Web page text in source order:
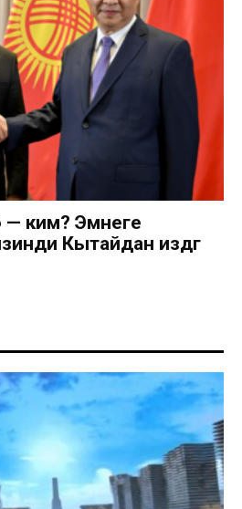
— ким? Эмнеге
Кытайдан издөөгө